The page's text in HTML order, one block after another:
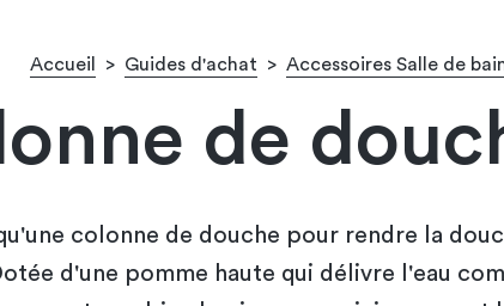
Accueil > Guides d'achat > Accessoires Salle de
de
colonne de douche pour rendre la
d'une pomme haute qui délivre l'eau